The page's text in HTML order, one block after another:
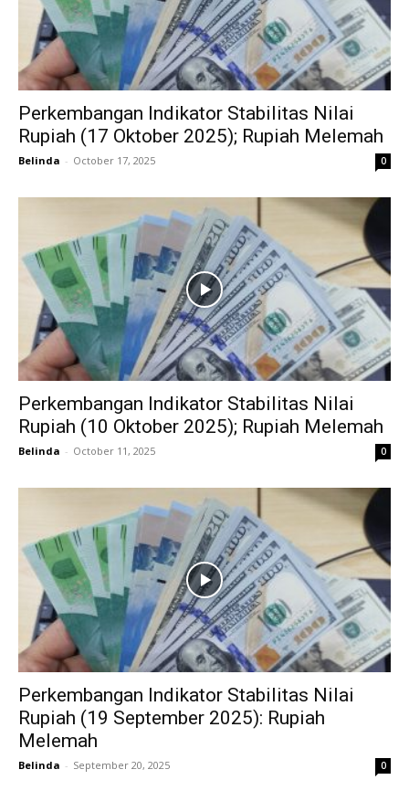
Perkembangan Indikator Stabilitas Nilai
Rupiah (17 Oktober 2025); Rupiah Melemah
Belinda - October 17, 2025 0
Perkembangan Indikator Stabilitas Nilai
Rupiah (10 Oktober 2025); Rupiah Melemah
Belinda - October 11, 2025 0
Perkembangan Indikator Stabilitas Nilai
Rupiah (19 September 2025): Rupiah
Melemah
Belinda - September 20, 2025 0